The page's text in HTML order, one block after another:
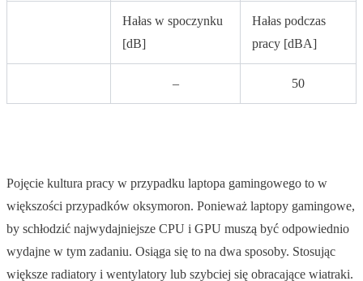
Hałas w spoczynku
[dB]
Hałas podczas
pracy [dBA]
– 50
Pojęcie kultura pracy w przypadku laptopa gamingowego to w
większości przypadków oksymoron. Ponieważ laptopy gamingowe,
by schłodzić najwydajniejsze CPU i GPU muszą być odpowiednio
wydajne w tym zadaniu. Osiąga się to na dwa sposoby. Stosując
większe radiatory i wentylatory lub szybciej się obracające wiatraki.